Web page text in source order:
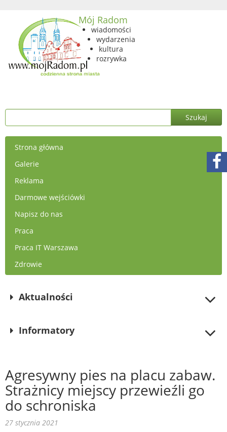
Mój Radom
wiadomości
wydarzenia
kultura
rozrywka
Strona główna
Galerie
Reklama
Darmowe wejściówki
Napisz do nas
Praca
Praca IT Warszawa
Zdrowie
Aktualności
Informatory
Agresywny pies na placu zabaw.
Strażnicy miejscy przewieźli go
do schroniska
27 stycznia 2021